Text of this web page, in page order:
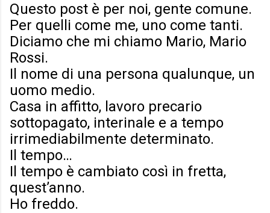
Questo post è per noi, gente comune.
Per quelli come me, uno come tanti.
Diciamo che mi chiamo Mario, Mario
Rossi.
Il nome di una persona qualunque, un
uomo medio.
Casa in affitto, lavoro precario
sottopagato, interinale e a tempo
irrimediabilmente determinato.
Il tempo…
Il tempo è cambiato così in fretta,
quest’anno.
Ho freddo.